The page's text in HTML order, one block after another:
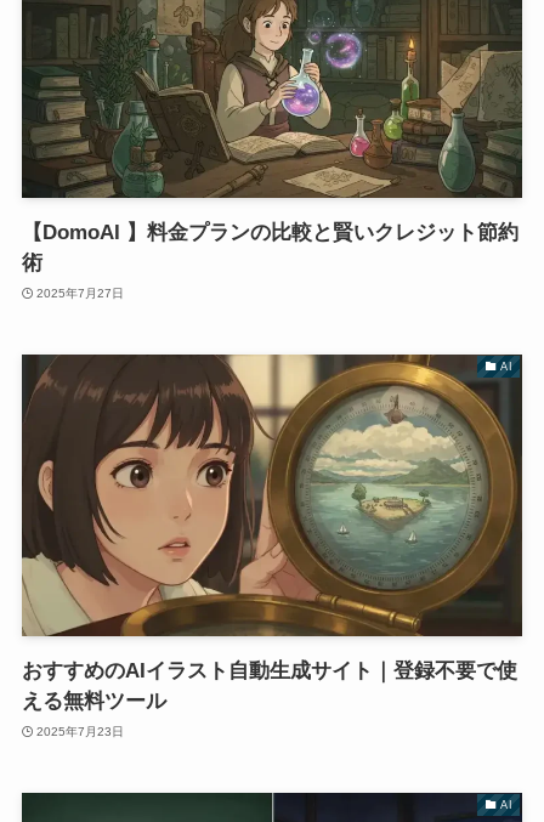
【DomoAI 】料金プランの比較と賢いクレジット節約
術
2025年7月27日
AI
おすすめのAIイラスト自動生成サイト｜登録不要で使
える無料ツール
2025年7月23日
AI